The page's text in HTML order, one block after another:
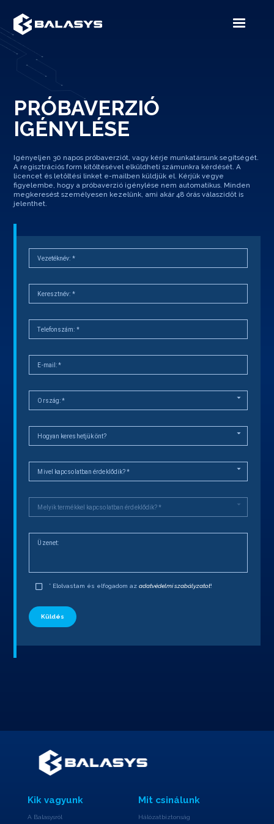
PRÓBAVERZIÓ
IGÉNYLÉSE
Igényeljen 30 napos próbaverziót, vagy kérje munkatársunk segítségét.
A regisztrációs form kitöltésével elküldheti számunkra kérdését. A
licencet és letöltési linket e-mailben küldjük el. Kérjük vegye
figyelembe, hogy a próbaverzió igénylése nem automatikus. Minden
megkeresést személyesen kezelünk, ami akár 48 órás válaszidőt is
jelenthet.
Vezetéknév: *
Keresztnév: *
Telefonszám: *
E-mail:*
Ország:*
Hogyan kereshetjük önt?
Mivel kapcsolatban érdeklődik? *
Melyik termékkel kapcsolatban érdeklődik? *
Üzenet:
* Elolvastam és elfogadom azadatvédelmi szabályzatot!
Küldés
Kik vagyunk
A Balasysról
Mit csinálunk
Hálózatbiztonság